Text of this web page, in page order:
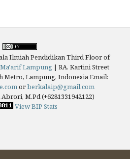
Ilmiah Pendidikan Third Floor of
Lampung | RA. Kartini Street
Metro, Lampung, IndonesiaEmail:
orberkalaip@gmail.com
M.Pd (+6281331942122)
View BIP Stats